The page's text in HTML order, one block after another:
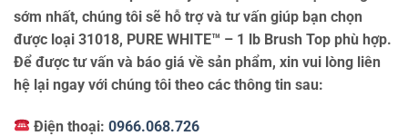
sớm nhất, chúng tôi sẽ hỗ trợ và tư vấn giúp bạn chọn
được loại 31018, PURE WHITE™ – 1 lb Brush Top phù hợp.
Để được tư vấn và báo giá về sản phẩm, xin vui lòng liên
hệ lại ngay với chúng tôi theo các thông tin sau:
Điện thoại:0966.068.726